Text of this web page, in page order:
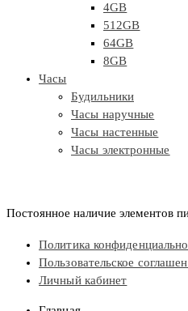
4GB
512GB
64GB
8GB
Часы
Будильники
Часы наручные
Часы настенные
Часы электронные
Постоянное наличие элементов
Политика
Пользовательское
Личный кабинет